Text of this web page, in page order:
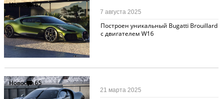
Новости67
Построен уникальный Bugatti Brouillard
с двигателем W16
7 августа 2025
Новости65
21 марта 2025